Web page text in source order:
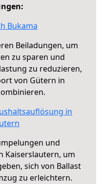
Bukama
Beiladungen, um
zu sparen und
zu reduzieren,
von Gütern in
in
und
Kaiserslautern, um
sich von Ballast
zu erleichtern.